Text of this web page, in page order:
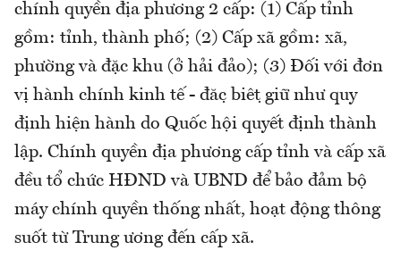
chính quyền địa phương 2 cấp: (1) Cấp tỉnh
gồm: tỉnh, thành phố; (2) Cấp xã gồm: xã,
phường và đặc khu (ở hải đảo); (3) Đối với đơn
vị hành chính kinh tế - đặc biệt giữ như quy
định hiện hành do Quốc hội quyết định thành
lập. Chính quyền địa phương cấp tỉnh và cấp xã
đều tổ chức HĐND và UBND để bảo đảm bộ
máy chính quyền thống nhất, hoạt động thông
suốt từ Trung ương đến cấp xã.